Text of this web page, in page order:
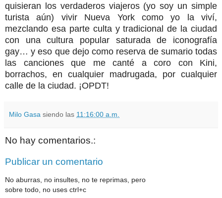
quisieran los verdaderos viajeros (yo soy un simple
turista aún) vivir Nueva York como yo la viví,
mezclando esa parte culta y tradicional de la ciudad
con una cultura popular saturada de iconografía
gay… y eso que dejo como reserva de sumario todas
las canciones que me canté a coro con Kini,
borrachos, en cualquier madrugada, por cualquier
calle de la ciudad. ¡OPDT!
Milo Gasa siendo las 11:16:00 a.m.
No hay comentarios.:
Publicar un comentario
No aburras, no insultes, no te reprimas, pero
sobre todo, no uses ctrl+c